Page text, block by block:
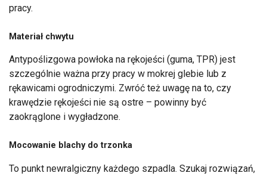
pracy.
Materiał chwytu
Antypoślizgowa powłoka na rękojeści (guma, TPR) jest
szczególnie ważna przy pracy w mokrej glebie lub z
rękawicami ogrodniczymi. Zwróć też uwagę na to, czy
krawędzie rękojeści nie są ostre – powinny być
zaokrąglone i wygładzone.
Mocowanie blachy do trzonka
To punkt newralgiczny każdego szpadla. Szukaj rozwiązań,